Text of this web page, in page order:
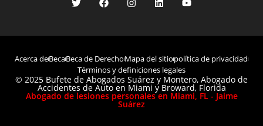
Acerca deBecaBeca de DerechoMapa del sitiopolítica de privacidad
Términos y definiciones legales
© 2025 Bufete de Abogados Suárez y Montero, Abogado de
Accidentes de Auto en Miami y Broward, Florida
Abogado de lesiones personales en Miami, FL - Jaime
Suárez